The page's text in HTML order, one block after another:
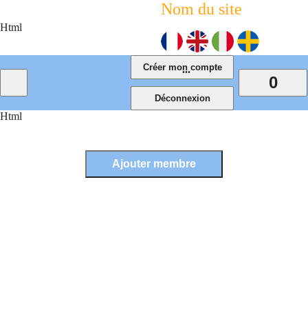
Html
Nom du site
Html
0
...